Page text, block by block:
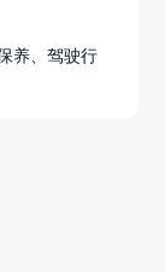
养、驾驶行